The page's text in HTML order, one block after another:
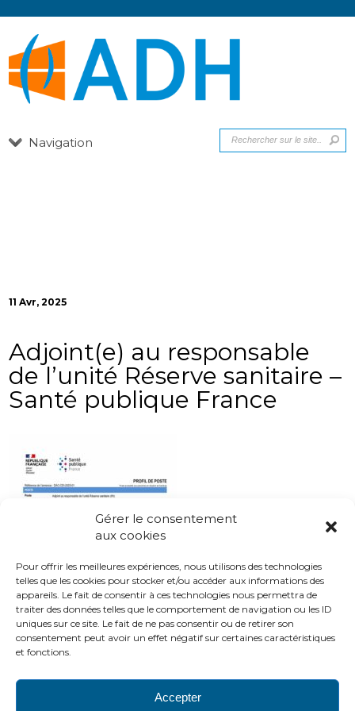
Gérer le consentement
aux cookies
Pour offrir les meilleures expériences, nous utilisons des technologies
telles que les cookies pour stocker et/ou accéder aux informations des
appareils. Le fait de consentir à ces technologies nous permettra de
traiter des données telles que le comportement de navigation ou les ID
uniques sur ce site. Le fait de ne pas consentir ou de retirer son
consentement peut avoir un effet négatif sur certaines caractéristiques
et fonctions.
Accepter
Navigation
11 Avr, 2025
Adjoint(e) au responsable
de l’unité Réserve sanitaire –
Santé publique France